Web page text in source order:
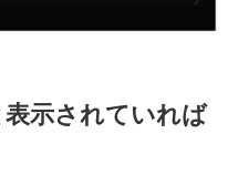
表示されていれば